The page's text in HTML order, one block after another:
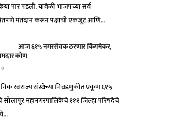
पार पडली. यावेळी भाजपच्या सर्व
मतदान करून पक्षाची एकजूट आणि...
आज ६१५ नगरसेवक ठरणार किंगमेकर,
कोण
0
स्वराज्य संस्थेच्या निवडणुकीत एकूण ६१५
महानगरपालिकेचे १११ जिल्हा परिषदेचे